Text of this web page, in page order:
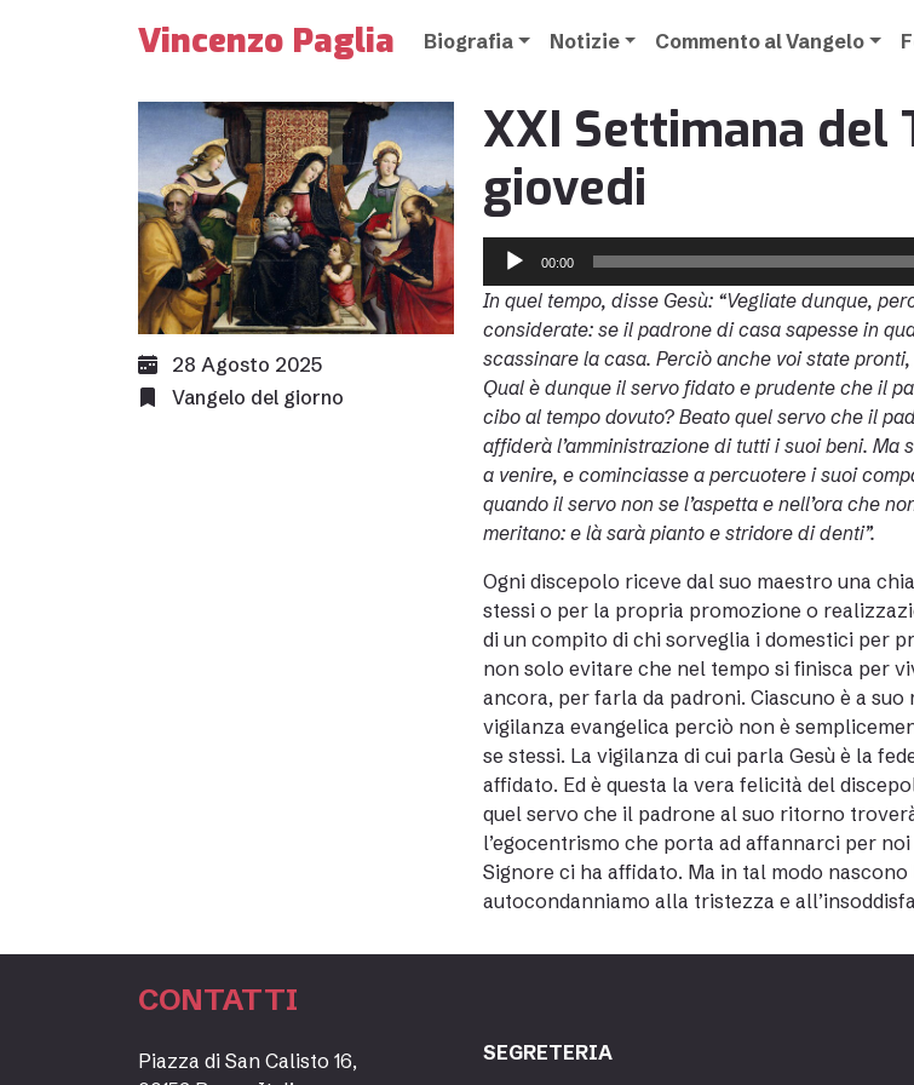
Vincenzo Paglia Biografia Notizie Commento al Vangelo
28 Agosto 2025
Vangelo del giorno
XXI Settimana del
giovedi
Audio
Player
00:00
In quel tempo, disse Gesù: “Vegliate dunque,
considerate: se il padrone di casa sapesse in
scassinare la casa. Perciò anche voi state
Qual è dunque il servo fidato e prudente che il
cibo al tempo dovuto? Beato quel servo che il
affiderà l’amministrazione di tutti i suoi beni.
a venire, e cominciasse a percuotere i suoi
quando il servo non se l’aspetta e nell’ora che
meritano: e là sarà pianto e stridore di denti”.
Ogni discepolo riceve dal suo maestro una
stessi o per la propria promozione o
di un compito di chi sorveglia i domestici per
non solo evitare che nel tempo si finisca per
ancora, per farla da padroni. Ciascuno è a
vigilanza evangelica perciò non è
se stessi. La vigilanza di cui parla Gesù è la
affidato. Ed è questa la vera felicità del
quel servo che il padrone al suo ritorno
l’egocentrismo che porta ad affannarci per
Signore ci ha affidato. Ma in tal modo
autocondanniamo alla tristezza e
CONTATTI
Piazza di San Calisto 16,
SEGRETERIA